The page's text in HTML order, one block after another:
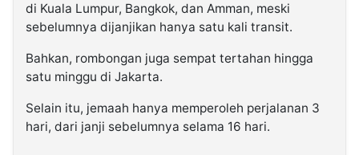
di Kuala Lumpur, Bangkok, dan Amman, meski
sebelumnya dijanjikan hanya satu kali transit.
Bahkan, rombongan juga sempat tertahan hingga
satu minggu di Jakarta.
Selain itu, jemaah hanya memperoleh perjalanan 3
hari, dari janji sebelumnya selama 16 hari.